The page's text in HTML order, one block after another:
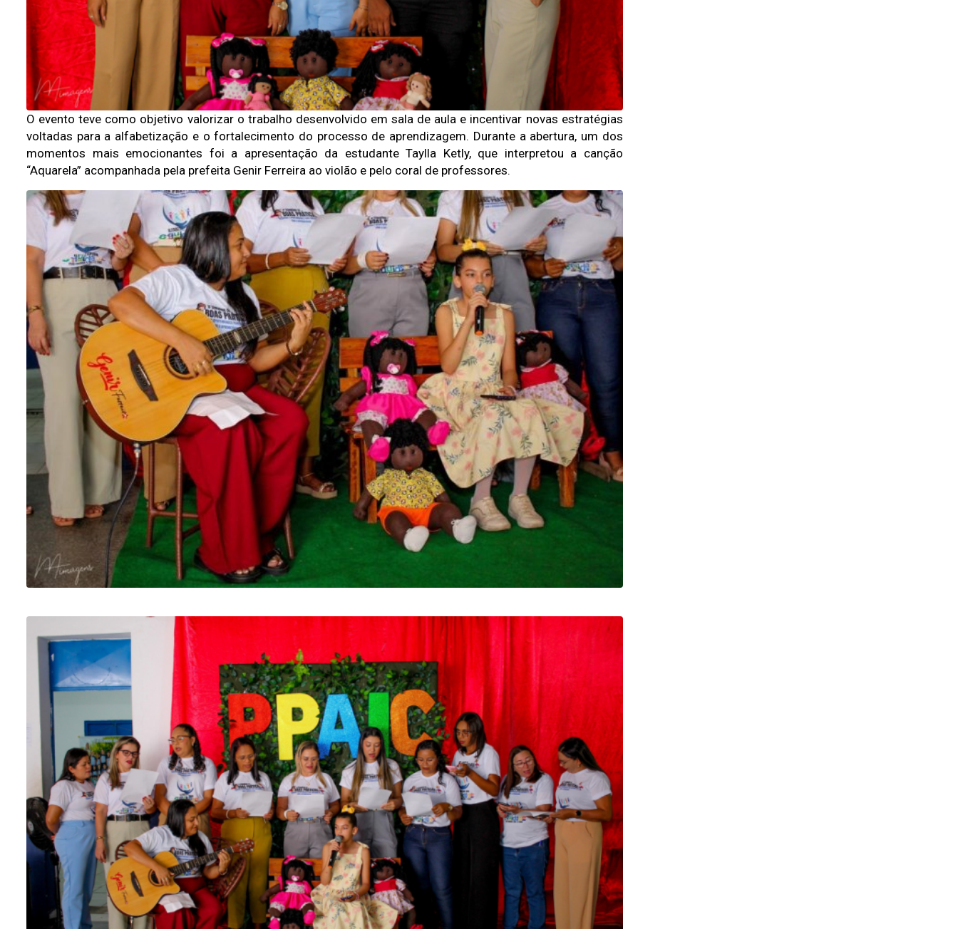
O evento teve como objetivo valorizar o trabalho desenvolvido em sala de aula e incentivar novas estratégias
voltadas para a alfabetização e o fortalecimento do processo de aprendizagem. Durante a abertura, um dos
momentos mais emocionantes foi a apresentação da estudante Taylla Ketly, que interpretou a canção
“Aquarela” acompanhada pela prefeita Genir Ferreira ao violão e pelo coral de professores.